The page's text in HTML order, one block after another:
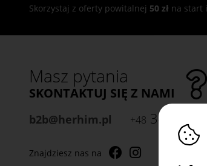
Skorzystaj z oferty powitalnej 50 zł na start
Masz pytania
SKONTAKTUJ SIĘ Z NAMI
b2b@herhim.pl +48 34 300
Znajdziesz nas na